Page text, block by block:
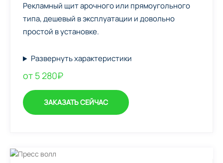
Рекламный щит арочного или прямоугольного
типа, дешевый в эксплуатации и довольно
простой в установке.
Развернуть характеристики
от 5 280₽
ЗАКАЗАТЬ СЕЙЧАС